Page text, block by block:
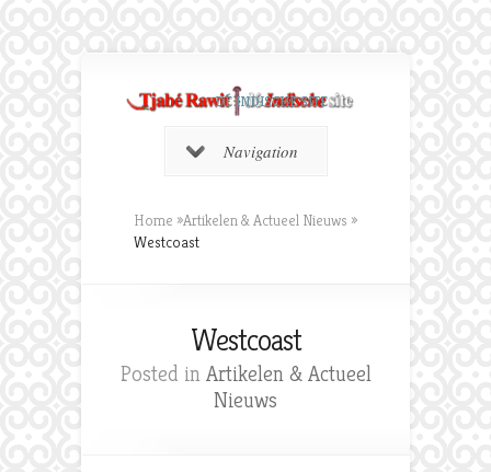
DÉ INDISCHE SITE
Navigation
Home »Artikelen & Actueel Nieuws »
Westcoast
Westcoast
Posted in Artikelen & Actueel
Nieuws